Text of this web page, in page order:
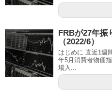
FRBが27年振
（2022/6）
はじめに 直近1週
年5月消費者物価
場入...